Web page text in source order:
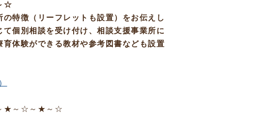
☆
特徴（リーフレットも設置）をお伝えし
個別相談を受け付け、相談支援事業所に
体験ができる教材や参考図書なども設置
★～☆～★～☆